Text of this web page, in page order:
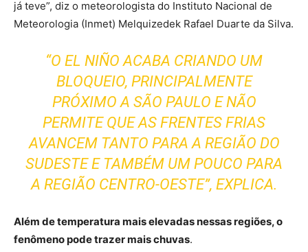
já teve”, diz o meteorologista do Instituto Nacional de
Meteorologia (Inmet) Melquizedek Rafael Duarte da Silva.
“O EL NIÑO ACABA CRIANDO UM
BLOQUEIO, PRINCIPALMENTE
PRÓXIMO A SÃO PAULO E NÃO
PERMITE QUE AS FRENTES FRIAS
AVANCEM TANTO PARA A REGIÃO DO
SUDESTE E TAMBÉM UM POUCO PARA
A REGIÃO CENTRO-OESTE”, EXPLICA.
Além de temperatura mais elevadas nessas regiões, o
fenômeno pode trazer mais chuvas.